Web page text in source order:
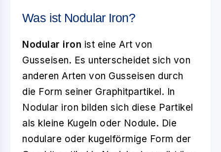
Was ist Nodular Iron?
Nodular iron ist eine Art von
Gusseisen. Es unterscheidet sich von
anderen Arten von Gusseisen durch
die Form seiner Graphitpartikel. In
Nodular iron bilden sich diese Partikel
als kleine Kugeln oder Nodule. Die
nodulare oder kugelförmige Form der